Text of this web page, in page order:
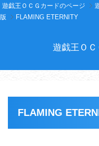
遊戯王ＯＣＧカードのページ
版
FLAMING ETERNITY
遊戯王Ｏ
FLAMING